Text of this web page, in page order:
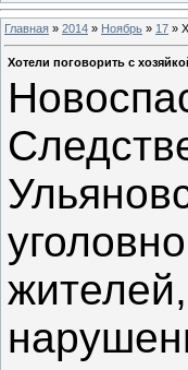
Главная » 2014 » Ноябрь » 17 »
Хотели поговорить с